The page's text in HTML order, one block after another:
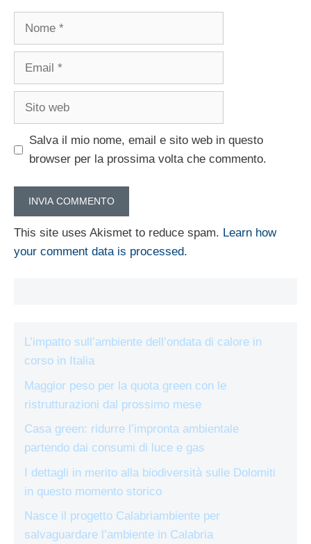
Nome
Email
Sito
Salva il mio nome, email e sito web in questo
browser per la prossima volta che commento.
This site uses Akismet to reduce spam. Learn how
your comment data is processed.
L’impatto sull’ambiente dell’ondata di calore in
corso in Italia
Maggior peso per la quota green con le
ristrutturazioni dal prossimo mese
Casa green: ridurre l’impronta ambientale
partendo dai consumi di luce e gas
I dettagli in merito alla biodiversità sulle Dolomiti
in questo momento storico
Nasce il progetto Calabriambiente per
salvaguardare l’ambiente in Calabria